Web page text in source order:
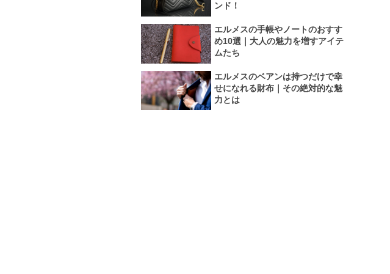
ンド！
エルメスの手帳やノートのおすす
め10選｜大人の魅力を増すアイテ
ムたち
エルメスのベアンは持つだけで幸
せになれる財布｜その絶対的な魅
力とは